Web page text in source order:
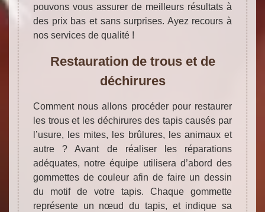
pouvons vous assurer de meilleurs résultats à
des prix bas et sans surprises. Ayez recours à
nos services de qualité !
Restauration de trous et de
déchirures
Comment nous allons procéder pour restaurer
les trous et les déchirures des tapis causés par
l’usure, les mites, les brûlures, les animaux et
autre ? Avant de réaliser les réparations
adéquates, notre équipe utilisera d’abord des
gommettes de couleur afin de faire un dessin
du motif de votre tapis. Chaque gommette
représente un nœud du tapis, et indique sa